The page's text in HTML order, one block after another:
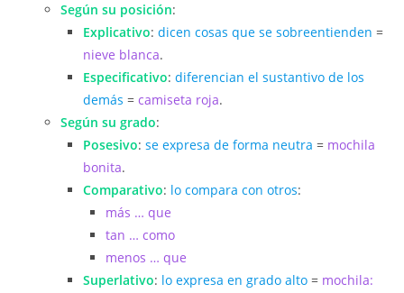
Según su posición:
Explicativo:dicen cosas que se sobreentienden =
nieve blanca.
Especificativo:diferencian el sustantivo de los
demás =camiseta roja.
Según su grado:
Posesivo:se expresa de forma neutra = mochila
bonita.
Comparativo: lo compara con otros:
más … que
tan … como
menos … que
Superlativo: lo expresa en grado alto = mochila: